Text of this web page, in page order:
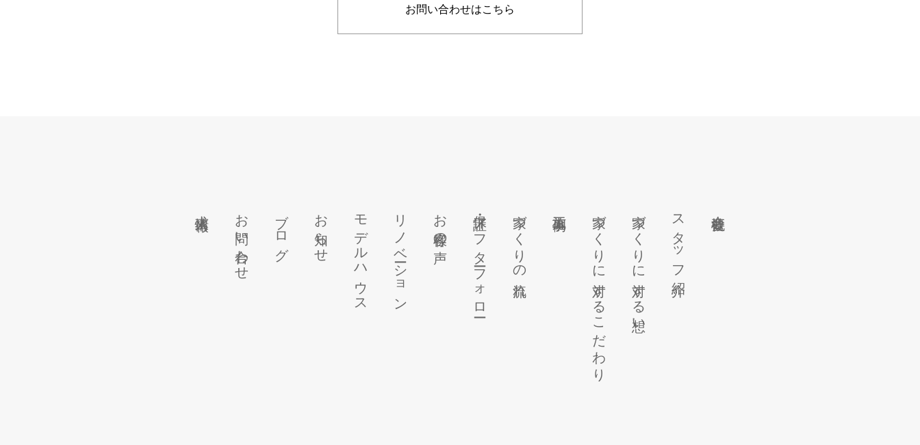
お問い合わせはこちら
お問い合わせ ブログ お知らせ モデルハウス リノベーション お客様の声 保証・アフターフォロー 家づくりの流れ 家づくりに対するこだわり 家づくりに対する想い スタッフ紹介